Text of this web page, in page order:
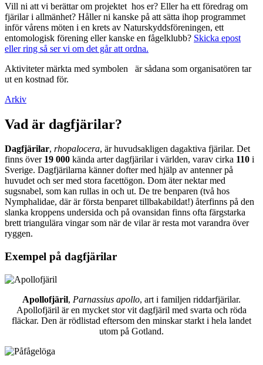
Vill ni att vi berättar om projektet hos er? Eller ha ett föredrag om
fjärilar i allmänhet? Håller ni kanske på att sätta ihop programmet
inför vårens möten i en krets av Naturskyddsföreningen, ett
entomologisk förening eller kanske en fågelklubb? Skicka epost
eller ring så ser vi om det går att ordna.
Aktiviteter märkta med symbolen
är sådana som organisatören tar
ut en kostnad för.
Arkiv
Vad är dagfjärilar?
Dagfjärilar, rhopalocera, är huvudsakligen dagaktiva fjärilar. Det
finns över 19 000 kända arter dagfjärilar i världen, varav cirka 110 i
Sverige. Dagfjärilarna känner dofter med hjälp av antenner på
huvudet och ser med stora facettögon. Dom äter nektar med
sugsnabel, som kan rullas in och ut. De tre benparen (två hos
Nymphalidae, där är första benparet tillbakabildat!) återfinns på den
slanka kroppens undersida och på ovansidan finns ofta färgstarka
brett triangulära vingar som när de vilar är resta mot varandra över
ryggen.
Exempel på dagfjärilar
Apollofjäril, Parnassius apollo, art i familjen riddarfjärilar.
Apollofjäril är en mycket stor vit dagfjäril med svarta och röda
fläckar. Den är rödlistad eftersom den minskar starkt i hela landet
utom på Gotland.